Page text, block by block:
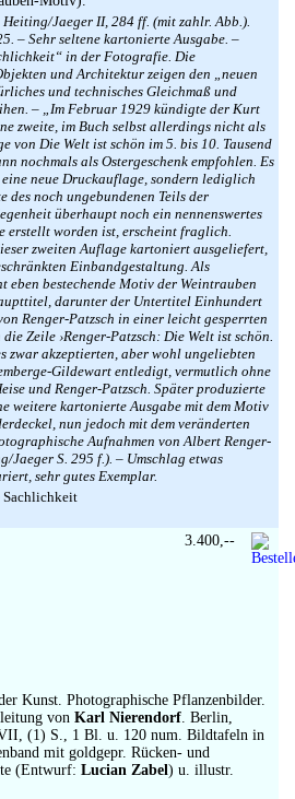
Jaeger II, 284 ff. (mit zahlr. Abb.).
– Sehr seltene kartonierte Ausgabe. –
in der Fotografie. Die
und Architektur zeigen den „neuen
und technisches Gleichmaß und
– „Im Februar 1929 kündigte der Kurt
zweite, im Buch selbst allerdings nicht als
von Die Welt ist schön im 5. bis 10. Tausend
nochmals als Ostergeschenk empfohlen. Es
neue Druckauflage, sondern lediglich
des noch ungebundenen Teils der
überhaupt noch ein nennenswertes
erstellt worden ist, erscheint fraglich.
zweiten Auflage kartoniert ausgeliefert,
Einbandgestaltung. Als
bestechende Motiv der Weintrauben
darunter der Untertitel Einhundert
Renger-Patzsch in einer leicht gesperrten
Zeile ›Renger-Patzsch: Die Welt ist schön.
zwar akzeptierten, aber wohl ungeliebten
Gildewart entledigt, vermutlich ohne
und Renger-Patzsch. Später produzierte
weitere kartonierte Ausgabe mit dem Motiv
nun jedoch mit dem veränderten
Aufnahmen von Albert Renger-
Jaeger S. 295 f.). – Umschlag etwas
sehr gutes Exemplar.
Sachlichkeit
Kunst. Photographische Pflanzenbilder.
von Karl Nierendorf. Berlin,
(1) S., 1 Bl. u. 120 num. Bildtafeln in
mit goldgepr. Rücken- und
(Entwurf: Lucian Zabel) u. illustr.
3.400,--